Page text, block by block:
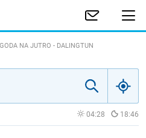
NA JUTRO - DALINGTUN
04:28 18:46